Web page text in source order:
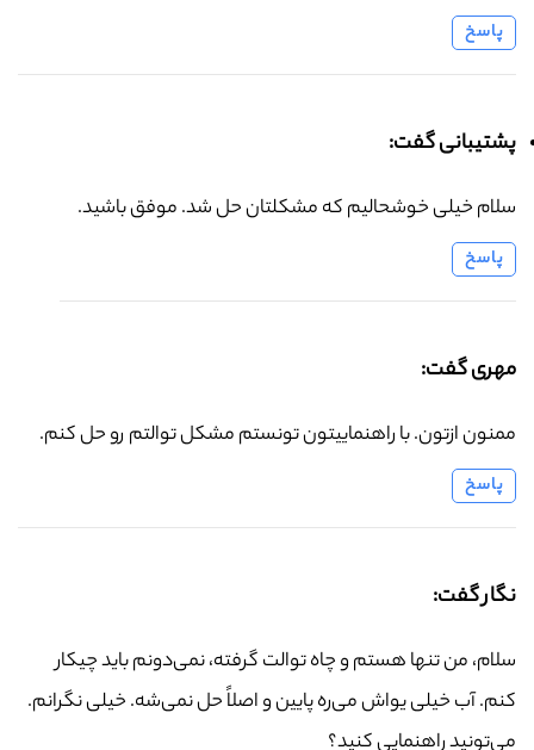
پاسخ
پشتیبانی گفت:
سلام خیلی خوشحالیم که مشکلتان حل شد. موفق باشید.
پاسخ
مهری گفت:
ممنون ازتون. با راهنماییتون تونستم مشکل توالتم رو حل کنم.
پاسخ
نگار گفت:
سلام، من تنها هستم و چاه توالت گرفته، نمی‌دونم باید چیکار
کنم. آب خیلی یواش می‌ره پایین و اصلاً حل نمی‌شه. خیلی نگرانم.
می‌تونید راهنمایی کنید؟